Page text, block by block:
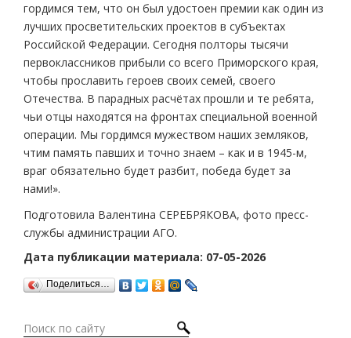
гордимся тем, что он был удостоен премии как один из
лучших просветительских проектов в субъектах
Российской Федерации. Сегодня полторы тысячи
первоклассников прибыли со всего Приморского края,
чтобы прославить героев своих семей, своего
Отечества. В парадных расчётах прошли и те ребята,
чьи отцы находятся на фронтах специальной военной
операции. Мы гордимся мужеством наших земляков,
чтим память павших и точно знаем – как и в 1945-м,
враг обязательно будет разбит, победа будет за
нами!».
Подготовила Валентина СЕРЕБРЯКОВА, фото пресс-
службы администрации АГО.
Дата публикации материала: 07-05-2026
Поделиться…